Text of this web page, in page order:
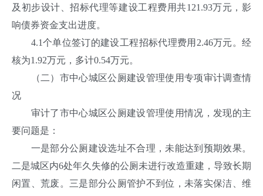
及初步设计、招标代理等建设工程费用共121.93万元，影
响债券资金支出进度。
4.1个单位签订的建设工程招标代理费用2.46万元。经
核为1.92万元，多计0.54万元。
（二）市中心城区公厕建设管理使用专项审计调查情
况
审计了市中心城区公厕建设管理使用情况，发现的主
要问题是：
一是部分公厕建设选址不合理，未能达到预期效果。
二是城区内6处年久失修的公厕未进行改造重建，导致长期
闲置、荒废。三是部分公厕管护不到位，未落实保洁、维